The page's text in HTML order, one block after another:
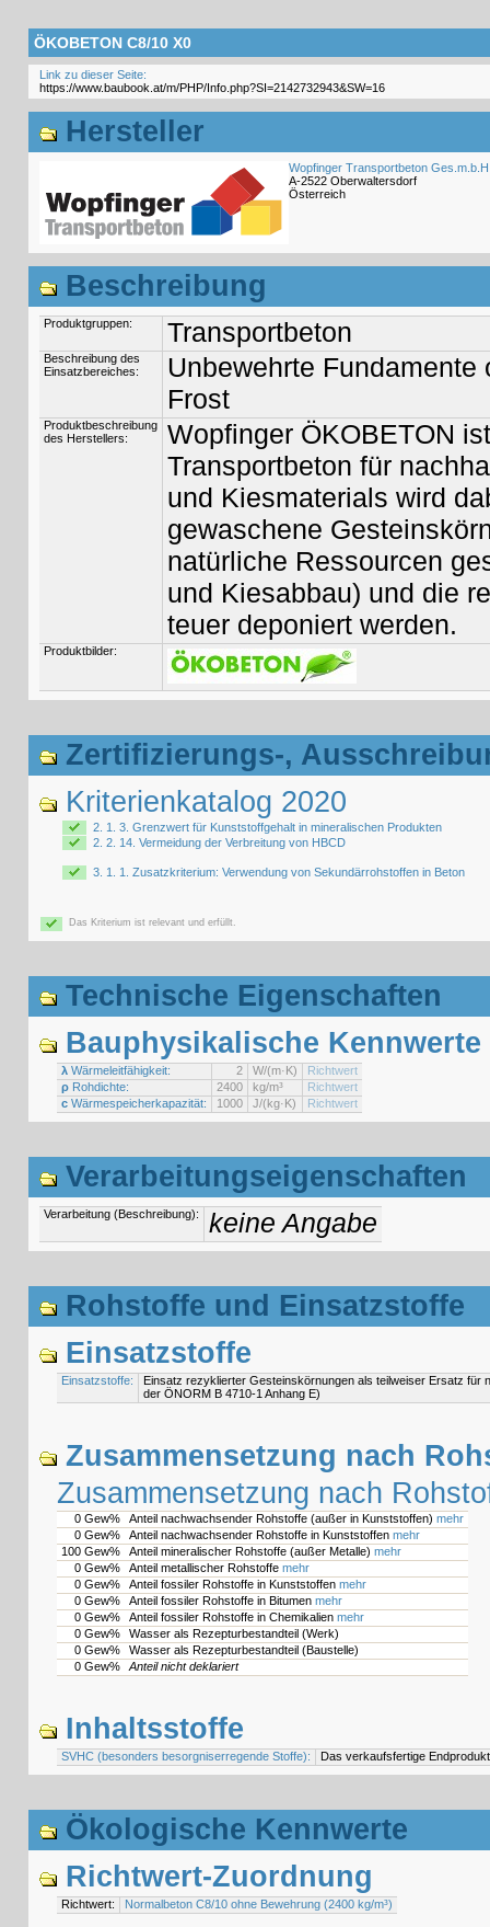
ÖKOBETON C8/10 X0
Link zu dieser Seite:
Hersteller
Wopfinger Transportbeton
A-2522 Oberwaltersdorf
Österreich
Beschreibung
Produktgruppen: Transportbeton
Beschreibung des
Einsatzbereiches:
Unbewehrte
Frost
Produktbeschreibung
des Herstellers:
Wopfinger ÖKOBETON
Transportbeton für
und Kiesmaterials wird
gewaschene
natürliche Ressourcen
und Kiesabbau) und die
teuer deponiert werden.
Produktbilder:
Zertifizierungs-,
Kriterienkatalog 2020
2. 1. 3. Grenzwert für Kunststoffgehalt in mineralischen Produkten
2. 2. 14. Vermeidung der Verbreitung von HBCD
3. 1. 1. Zusatzkriterium: Verwendung von Sekundärrohstoffen in Beton
Das Kriterium ist relevant und erfüllt.
Technische Eigenschaften
Bauphysikalische Kennwerte
λ Wärmeleitfähigkeit: 2 W/(m·K)
Richtwert
ρ Rohdichte: 2400 kg/m³
Richtwert
c Wärmespeicherkapazität: 1000 J/(kg·K) Richtwert
Verarbeitungseigenschaften
Verarbeitung (Beschreibung): keine Angabe
Rohstoffe und Einsatzstoffe
Einsatzstoffe
Einsatzstoffe:
Einsatz rezyklierter Gesteinskörnungen als teilweiser Ersatz für
der ÖNORM B 4710-1 Anhang E)
Zusammensetzung nach
Zusammensetzung nach
0 Gew% Anteil nachwachsender Rohstoffe (außer in Kunststoffen) mehr
0 Gew%
Anteil nachwachsender Rohstoffe in Kunststoffen mehr
100 Gew%
Anteil mineralischer Rohstoffe (außer Metalle) mehr
0 Gew%
Anteil metallischer Rohstoffe mehr
0 Gew%
Anteil fossiler Rohstoffe in Kunststoffen mehr
0 Gew%
Anteil fossiler Rohstoffe in Bitumen mehr
0 Gew%
Anteil fossiler Rohstoffe in Chemikalien mehr
0 Gew%
Wasser als Rezepturbestandteil (Werk)
0 Gew%
Wasser als Rezepturbestandteil (Baustelle)
0 Gew%
Anteil nicht deklariert
Inhaltsstoffe
SVHC (besonders besorgniserregende Stoffe): Das verkaufsfertige
Ökologische Kennwerte
Richtwert-Zuordnung
Richtwert: Normalbeton C8/10 ohne Bewehrung (2400 kg/m³)